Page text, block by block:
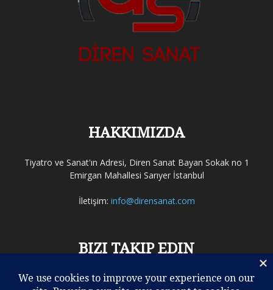
HAKKIMIZDA
Tiyatro ve Sanat'ın Adresi, Diren Sanat Bayan Sokak no 1
Emirgan Mahallesi Sarıyer İstanbul
İletişim: info@dirensanat.com
BIZI TAKIP EDIN